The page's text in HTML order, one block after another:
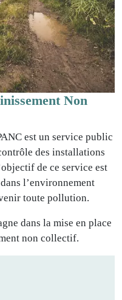
Non
est un service public
des installations
de ce service est
l’environnement
toute pollution.
dans la mise en place
non collectif.